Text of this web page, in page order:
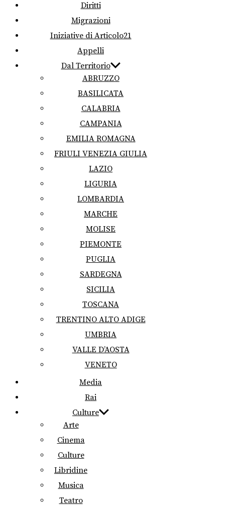
Diritti
Migrazioni
Iniziative di Articolo21
Appelli
Dal Territorio
ABRUZZO
BASILICATA
CALABRIA
CAMPANIA
EMILIA ROMAGNA
FRIULI VENEZIA GIULIA
LAZIO
LIGURIA
LOMBARDIA
MARCHE
MOLISE
PIEMONTE
PUGLIA
SARDEGNA
SICILIA
TOSCANA
TRENTINO ALTO ADIGE
UMBRIA
VALLE D’AOSTA
VENETO
Media
Rai
Culture
Arte
Cinema
Culture
Libridine
Musica
Teatro